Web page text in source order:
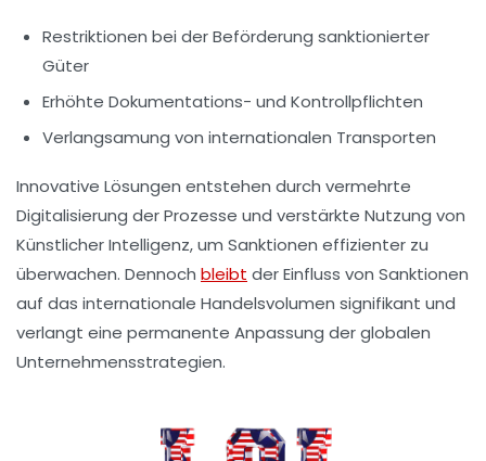
Restriktionen bei der Beförderung sanktionierter
Güter
Erhöhte Dokumentations- und Kontrollpflichten
Verlangsamung von internationalen Transporten
Innovative Lösungen entstehen durch vermehrte
Digitalisierung der Prozesse und verstärkte Nutzung von
Künstlicher Intelligenz, um Sanktionen effizienter zu
überwachen. Dennoch bleibt der Einfluss von Sanktionen
auf das internationale Handelsvolumen signifikant und
verlangt eine permanente Anpassung der globalen
Unternehmensstrategien.